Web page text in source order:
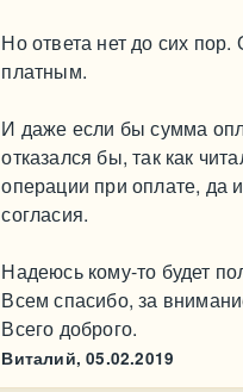
Но ответа нет до сих
платным.
И даже если бы сумма
отказался бы, так как
операции при оплате, да
согласия.
Надеюсь кому-то будет
Всем спасибо, за
Всего доброго.
Виталий, 05.02.2019